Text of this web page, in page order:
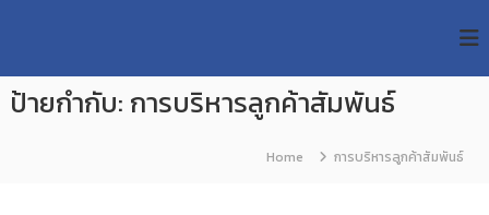
p
U
T
วิ
ท
ป้ายกำกับ: การบริหารลูกค้าสัมพันธ์
Home การบริหารลูกค้าสัมพันธ์